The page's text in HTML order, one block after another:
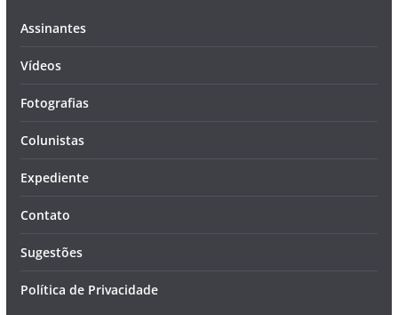
Assinantes
Vídeos
Fotografias
Colunistas
Expediente
Contato
Sugestões
Política de Privacidade